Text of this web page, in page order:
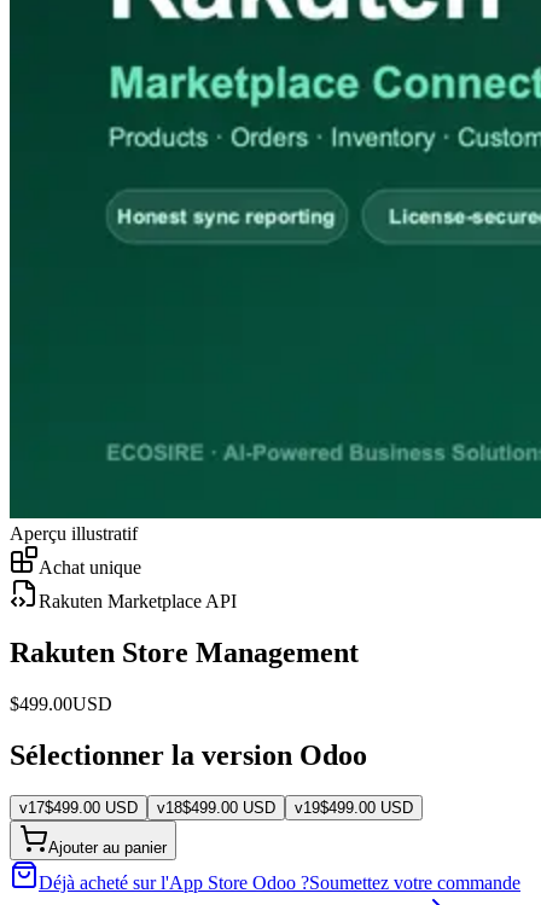
Aperçu illustratif
Achat unique
Rakuten Marketplace API
Rakuten Store Management
$499.00USD
Sélectionner la version Odoo
v17$499.00 USD v18$499.00 USD v19$499.00 USD
Ajouter au panier
Déjà acheté sur l'App Store Odoo ?Soumettez votre commande